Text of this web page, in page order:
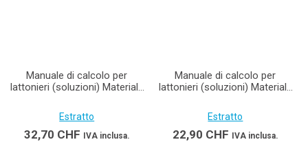
Manuale di calcolo per
lattonieri (soluzioni) Materiale
Estratto
32,70 CHF IVA inclusa.
Manuale di calcolo per
lattonieri (soluzioni) Materiale
book)
Estratto
22,90 CHF IVA inclusa.